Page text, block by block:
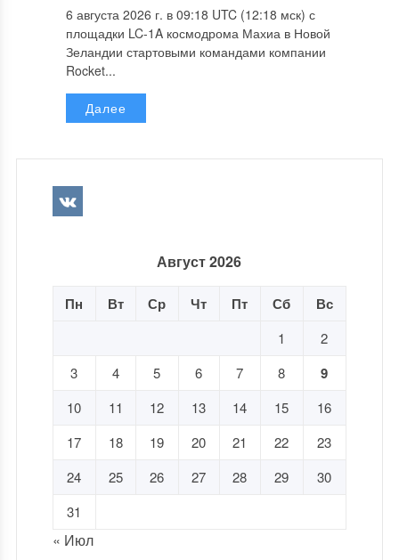
6 августа 2026 г. в 09:18 UTC (12:18 мск) с
площадки LC-1A космодрома Махиа в Новой
Зеландии стартовыми командами компании
Rocket...
Далее
Август 2026
Пн Вт Ср Чт Пт Сб Вс
1
2
3
4 5 6 7 8 9
10 11 12 13 14 15
16
17
18 19 20 21 22
23
24
25 26 27 28 29
30
31
« Июл